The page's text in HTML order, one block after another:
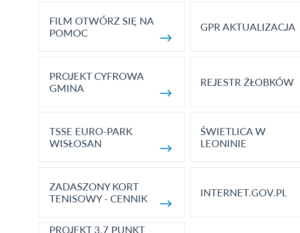
FILM OTWÓRZ SIĘ NA
POMOC
GPR AKTUALIZACJA
PROJEKT CYFROWA
GMINA
REJESTR ŻŁOBKÓW
TSSE EURO-PARK
WISŁOSAN
ŚWIETLICA W
LEONINIE
ZADASZONY KORT
TENISOWY - CENNIK
INTERNET.GOV.PL
PROJEKT 3.7 PUNKT